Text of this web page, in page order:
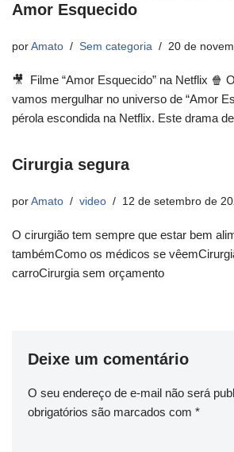
Amor Esquecido
por Amato Sem categoria 20 de
🎥 Filme “Amor Esquecido” na Netflix 🍿
vamos mergulhar no universo de “Amor
pérola escondida na Netflix. Este drama
Cirurgia segura
por Amato video 12 de setembro de
O cirurgião tem sempre que estar bem
tambémComo os médicos se
carroCirurgia sem orçamento
Deixe um comentário
O seu endereço de e-mail não será
obrigatórios são marcados com *